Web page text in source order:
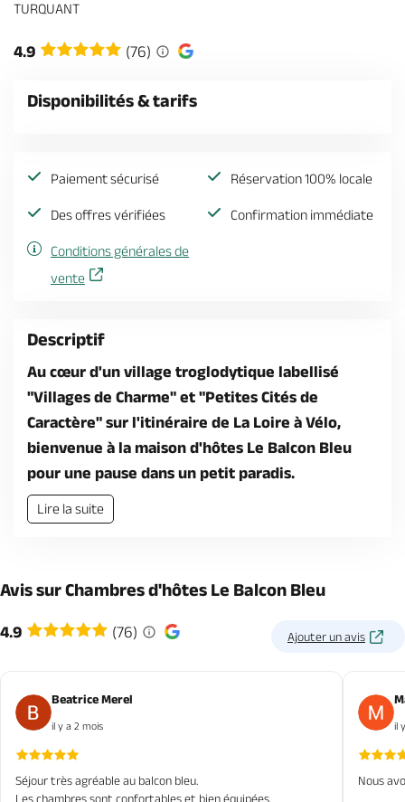
TURQUANT
4.9 (76)
Disponibilités & tarifs
Paiement sécurisé Réservation 100% locale
Des offres vérifiées Confirmation immédiate
Conditions générales de
vente
Descriptif
Au cœur d'un village troglodytique labellisé
"Villages de Charme" et "Petites Cités de
Caractère" sur l'itinéraire de La Loire à Vélo,
bienvenue à la maison d'hôtes Le Balcon Bleu
pour une pause dans un petit paradis.
Lire la suite
Avis sur Chambres d'hôtes Le Balcon Bleu
4.9 (76) Ajouter un avis
Beatrice Merel
il y a 2 mois
Séjour très agréable au balcon bleu.
Les chambres sont confortables et bien équipées.
il
Nous